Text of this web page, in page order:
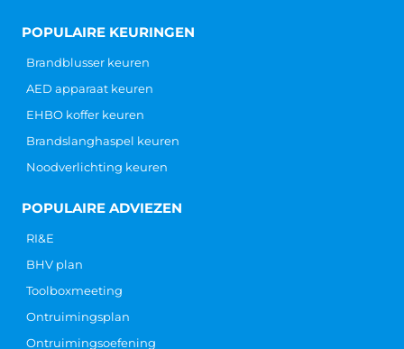
POPULAIRE KEURINGEN
Brandblusser keuren
AED apparaat keuren
EHBO koffer keuren
Brandslanghaspel keuren
Noodverlichting keuren
POPULAIRE ADVIEZEN
RI&E
BHV plan
Toolboxmeeting
Ontruimingsplan
Ontruimingsoefening